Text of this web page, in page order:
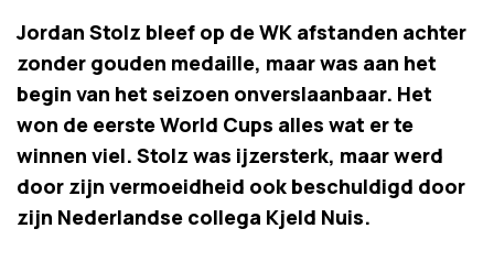
Jordan Stolz bleef op de WK afstanden achter
zonder gouden medaille, maar was aan het
begin van het seizoen onverslaanbaar. Het
won de eerste World Cups alles wat er te
winnen viel. Stolz was ijzersterk, maar werd
door zijn vermoeidheid ook beschuldigd door
zijn Nederlandse collega Kjeld Nuis.